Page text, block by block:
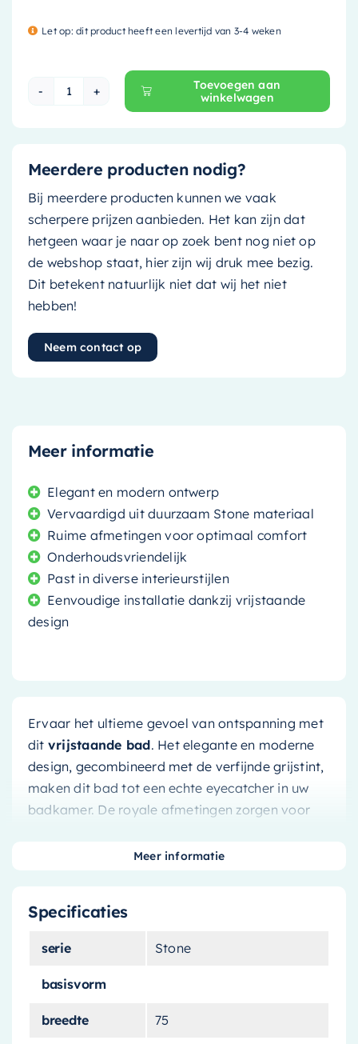
Let op: dit product heeft een levertijd van 3-4 weken
Mondiaz Vrijstaand bad Stone - 170x75cm -
Toevoegen aan
winkelwagen
Meerdere producten nodig?
Bij meerdere producten kunnen we vaak
scherpere prijzen aanbieden. Het kan zijn dat
hetgeen waar je naar op zoek bent nog niet op
de webshop staat, hier zijn wij druk mee bezig.
Dit betekent natuurlijk niet dat wij het niet
hebben!
Neem contact op
Meer informatie
Elegant en modern ontwerp
Vervaardigd uit duurzaam Stone materiaal
Ruime afmetingen voor optimaal comfort
Onderhoudsvriendelijk
Past in diverse interieurstijlen
Eenvoudige installatie dankzij vrijstaande
design
Ervaar het ultieme gevoel van ontspanning met
dit vrijstaande bad. Het elegante en moderne
design, gecombineerd met de verfijnde grijstint,
maken dit bad tot een echte eyecatcher in uw
badkamer. De royale afmetingen zorgen voor
materiaal garant staat voor een lange
Design en comfort in één
Met zijn unieke clay grijstint en strakke lijnen,
brengt dit bad een vleugje elegantie en luxe in
het mogelijk om het bad op elke gewenste plek
Specificaties
serie Stone
basisvorm
breedte 75
Meer informatie